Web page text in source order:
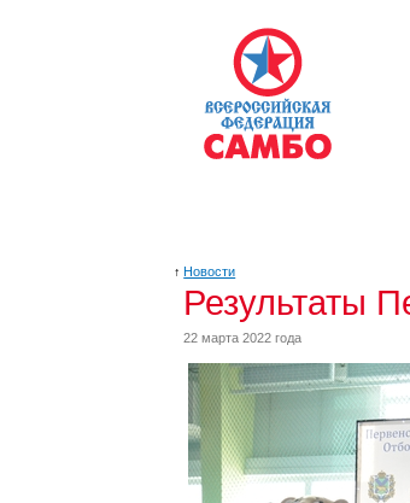
↑ Новости
Результаты
22 марта 2022 года